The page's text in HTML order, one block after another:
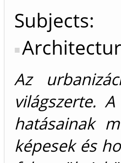
Subjects:
Az
világszerte.
hatásainak
képesek és